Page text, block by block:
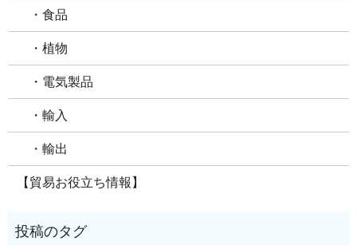
・食品
・植物
・電気製品
・輸入
・輸出
【貿易お役立ち情報】